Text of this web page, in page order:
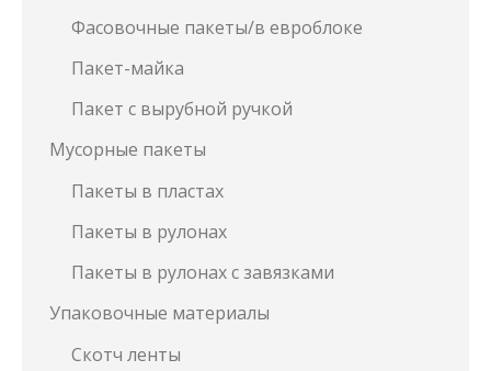
Фасовочные пакеты/в евроблоке
Пакет-майка
Пакет с вырубной ручкой
Мусорные пакеты
Пакеты в пластах
Пакеты в рулонах
Пакеты в рулонах с завязками
Упаковочные материалы
Скотч ленты